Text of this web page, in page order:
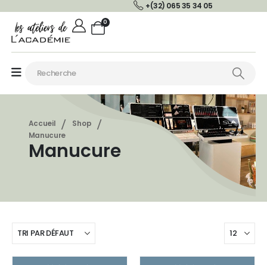
+(32) 065 35 34 05
0
Accueil
Shop
Manucure
Manucure